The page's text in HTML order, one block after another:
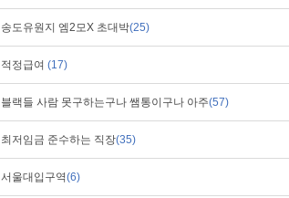
송도유원지 엠2모X 초대박(25)
적정급여 (17)
블랙들 사람 못구하는구나 쌤통이구나 아주(57)
최저임금 준수하는 직장(35)
서울대입구역(6)